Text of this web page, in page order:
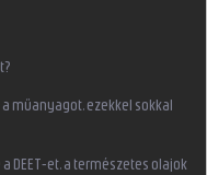
műanyagot, ezekkel sokkal
DEET-et, a természetes olajok